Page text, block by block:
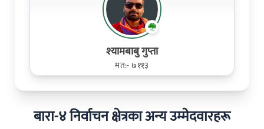
श्‍यामबाबु गुप्ता
मत:- ७११३
बारा-४ निर्वाचन क्षेत्रका अन्य उम्मेदवारहरू